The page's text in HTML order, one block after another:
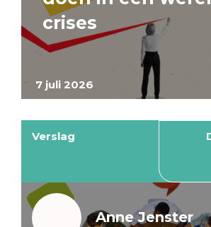
7 juli 2026
crises
Verslag
Anne Jenster